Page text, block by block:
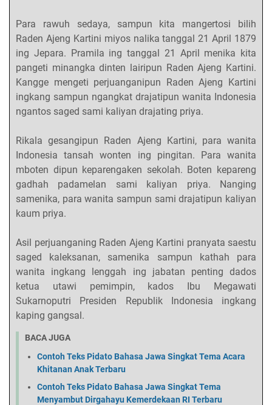
Para rawuh sedaya, sampun kita mangertosi bilih
Raden Ajeng Kartini miyos nalika tanggal 21 April 1879
ing Jepara. Pramila ing tanggal 21 April menika kita
pangeti minangka dinten lairipun Raden Ajeng Kartini.
Kangge mengeti perjuanganipun Raden Ajeng Kartini
ingkang sampun ngangkat drajatipun wanita Indonesia
ngantos saged sami kaliyan drajating priya.
Rikala gesangipun Raden Ajeng Kartini, para wanita
Indonesia tansah wonten ing pingitan. Para wanita
mboten dipun keparengaken sekolah. Boten kepareng
gadhah padamelan sami kaliyan priya. Nanging
samenika, para wanita sampun sami drajatipun kaliyan
kaum priya.
Asil perjuanganing Raden Ajeng Kartini pranyata saestu
saged kaleksanan, samenika sampun kathah para
wanita ingkang lenggah ing jabatan penting dados
ketua utawi pemimpin, kados Ibu Megawati
Sukarnoputri Presiden Republik Indonesia ingkang
kaping gangsal.
BACA JUGA
Contoh Teks Pidato Bahasa Jawa Singkat Tema Acara
Khitanan Anak Terbaru
Contoh Teks Pidato Bahasa Jawa Singkat Tema
Menyambut Dirgahayu Kemerdekaan RI Terbaru